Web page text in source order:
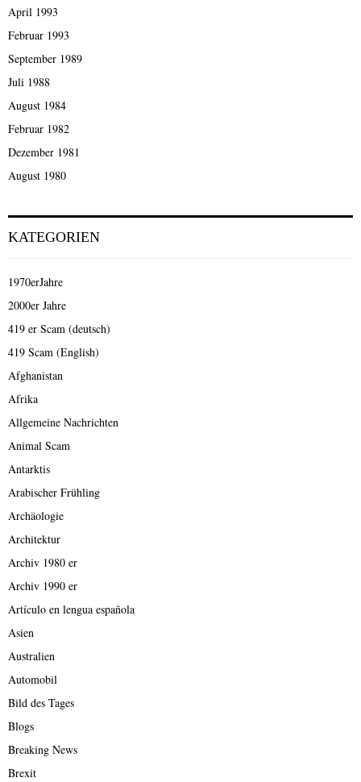
April 1993
Februar 1993
September 1989
Juli 1988
August 1984
Februar 1982
Dezember 1981
August 1980
KATEGORIEN
1970erJahre
2000er Jahre
419 er Scam (deutsch)
419 Scam (English)
Afghanistan
Afrika
Allgemeine Nachrichten
Animal Scam
Antarktis
Arabischer Frühling
Archäologie
Architektur
Archiv 1980 er
Archiv 1990 er
Artículo en lengua española
Asien
Australien
Automobil
Bild des Tages
Blogs
Breaking News
Brexit